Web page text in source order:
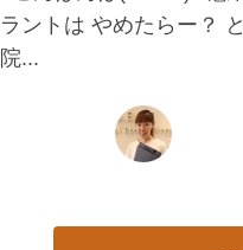
ラントは やめたらー？
院...